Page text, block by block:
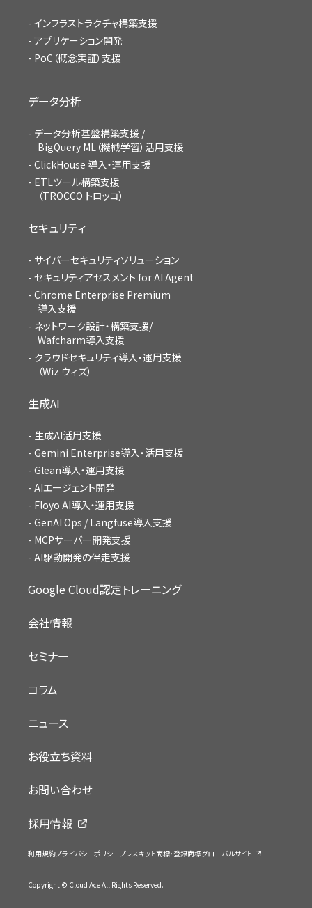
インフラストラクチャ構築支援
アプリケーション開発
PoC（概念実証）支援
データ分析
データ分析基盤構築支援 /
BigQuery ML（機械学習）活用支援
ClickHouse 導入・運用支援
ETLツール構築支援
（TROCCO トロッコ）
セキュリティ
サイバーセキュリティソリューション
セキュリティアセスメント for AI Agent
Chrome Enterprise Premium
導入支援
ネットワーク設計・構築支援/
Wafcharm導入支援
クラウドセキュリティ導入・運用支援
（Wiz ウィズ）
生成AI
生成AI活用支援
Gemini Enterprise導入・活用支援
Glean導入・運用支援
AIエージェント開発
Floyo AI導入・運用支援
GenAI Ops / Langfuse導入支援
MCPサーバー開発支援
AI駆動開発の伴走支援
Google Cloud認定トレーニング
会社情報
セミナー
コラム
ニュース
お役立ち資料
お問い合わせ
採用情報
利用規約プライバシーポリシープレスキット商標・登録商標グローバルサイト
Copyright © Cloud Ace All Rights Reserved.